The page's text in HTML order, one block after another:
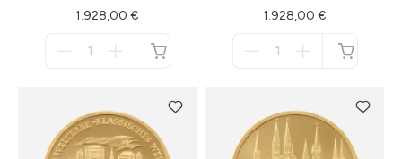
1.928,00 €
1.928,00 €